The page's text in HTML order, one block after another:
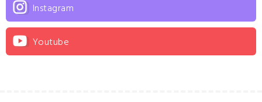
Instagram
Youtube